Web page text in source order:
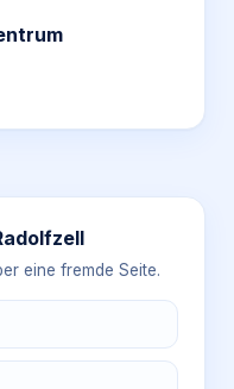
eine fremde Seite.